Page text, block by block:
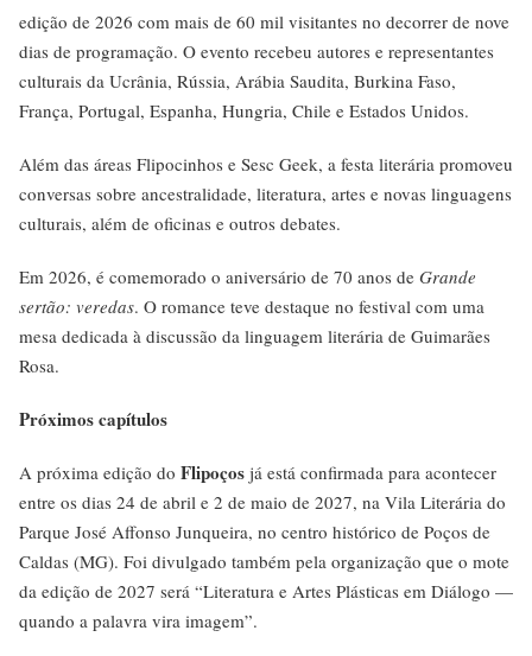
edição de 2026 com mais de 60 mil visitantes no decorrer de nove
dias de programação. O evento recebeu autores e representantes
culturais da Ucrânia, Rússia, Arábia Saudita, Burkina Faso,
França, Portugal, Espanha, Hungria, Chile e Estados Unidos.
Além das áreas Flipocinhos e Sesc Geek, a festa literária promoveu
conversas sobre ancestralidade, literatura, artes e novas linguagens
culturais, além de oficinas e outros debates.
Em 2026, é comemorado o aniversário de 70 anos de Grande
sertão: veredas. O romance teve destaque no festival com uma
mesa dedicada à discussão da linguagem literária de Guimarães
Rosa.
Próximos capítulos
A próxima edição do Flipoços já está confirmada para acontecer
entre os dias 24 de abril e 2 de maio de 2027, na Vila Literária do
Parque José Affonso Junqueira, no centro histórico de Poços de
Caldas (MG). Foi divulgado também pela organização que o mote
da edição de 2027 será “Literatura e Artes Plásticas em Diálogo —
quando a palavra vira imagem”.